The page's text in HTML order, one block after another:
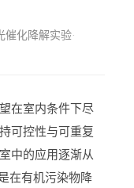
催化降解实验·
在室内条件下尽
可控性与可重复
中的应用逐渐从
在有机污染物降